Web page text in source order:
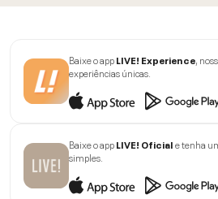
Baixe o appLIVE! Experience,
experiências únicas.
Baixe o appLIVE! Oficiale tenha
simples.